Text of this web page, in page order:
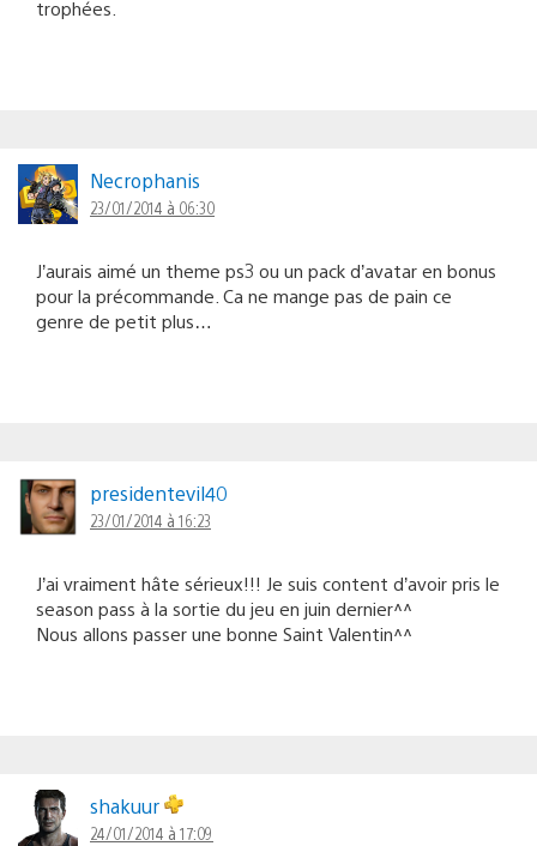
trophées.
Necrophanis
23/01/2014 à 06:30
J’aurais aimé un theme ps3 ou un pack d’avatar en bonus
pour la précommande. Ca ne mange pas de pain ce
genre de petit plus…
presidentevil40
23/01/2014 à 16:23
J’ai vraiment hâte sérieux!!! Je suis content d’avoir pris le
season pass à la sortie du jeu en juin dernier^^
Nous allons passer une bonne Saint Valentin^^
shakuur
24/01/2014 à 17:09